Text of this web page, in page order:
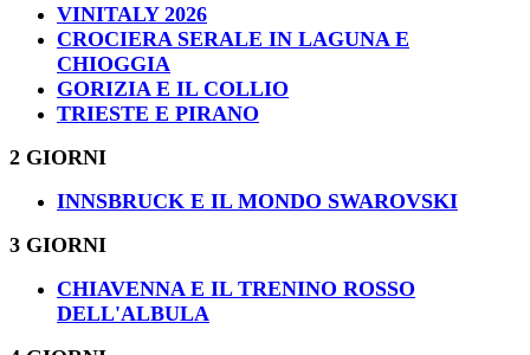
VINITALY 2026
CROCIERA SERALE IN LAGUNA E
CHIOGGIA
GORIZIA E IL COLLIO
TRIESTE E PIRANO
2 GIORNI
INNSBRUCK E IL MONDO SWAROVSKI
3 GIORNI
CHIAVENNA E IL TRENINO ROSSO
DELL'ALBULA